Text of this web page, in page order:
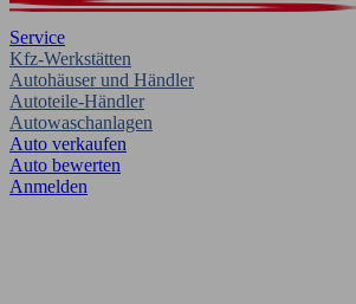
Service
Kfz-Werkstätten
Autohäuser und Händler
Autoteile-Händler
Autowaschanlagen
Auto verkaufen
Auto bewerten
Anmelden